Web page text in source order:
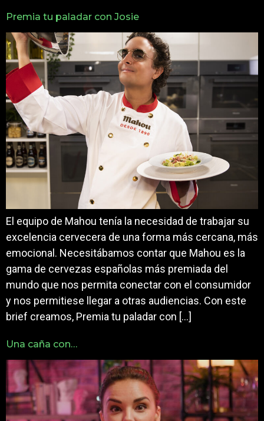
Premia tu paladar con Josie
El equipo de Mahou tenía la necesidad de trabajar su
excelencia cervecera de una forma más cercana, más
emocional. Necesitábamos contar que Mahou es la
gama de cervezas españolas más premiada del
mundo que nos permita conectar con el consumidor
y nos permitiese llegar a otras audiencias. Con este
brief creamos, Premia tu paladar con […]
Una caña con…